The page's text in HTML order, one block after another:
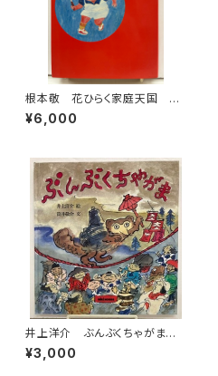
根本敬 花ひらく家庭天国 絵
入りサイン 1983年 初版
青林堂
¥6,000
井上洋介 ぶんぶくちゃがま
筒井敬介 1987年 初版 ミ
キハウス
¥3,000